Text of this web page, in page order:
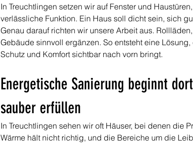
In Treuchtlingen setzen wir auf Fenster und
verlässliche Funktion. Ein Haus soll dicht sein, sich
Genau darauf richten wir unsere Arbeit aus.
Gebäude sinnvoll ergänzen. So entsteht eine
Schutz und Komfort sichtbar nach vorn bringt.
Energetische Sanierung beginnt
sauber erfüllen
In Treuchtlingen sehen wir oft Häuser, bei denen die
Wärme hält nicht richtig, und die Bereiche um die